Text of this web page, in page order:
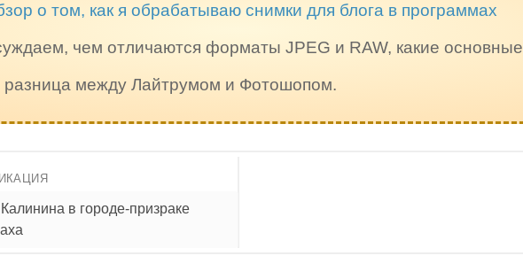
о том, как я обрабатываю снимки для блога в программах
чем отличаются форматы JPEG и RAW, какие основные
разница между Лайтрумом и Фотошопом.
в городе-призраке